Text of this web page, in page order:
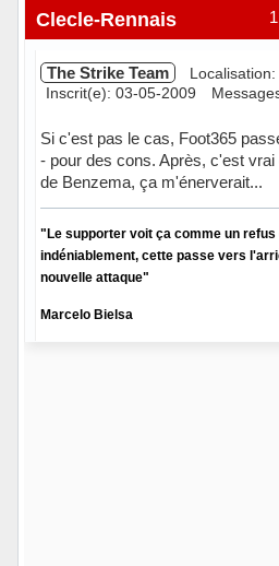
Hors ligne
Clecle-Rennais
The Strike Team
Inscrit(e): 03-05-2009
Si c'est pas le cas, Foot365
- pour des cons. Après, c'est
de Benzema, ça m'énerverait...
"Le supporter voit ça comme un refus
indéniablement, cette passe vers
nouvelle attaque"
Marcelo Bielsa